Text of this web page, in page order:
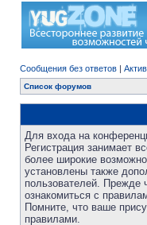
Сообщения без ответов |
Список форумов
Для входа на
Регистрация занимает
более широкие
установлены также
пользователей. Прежде
ознакомиться с
Помните, что ваше
правилами.